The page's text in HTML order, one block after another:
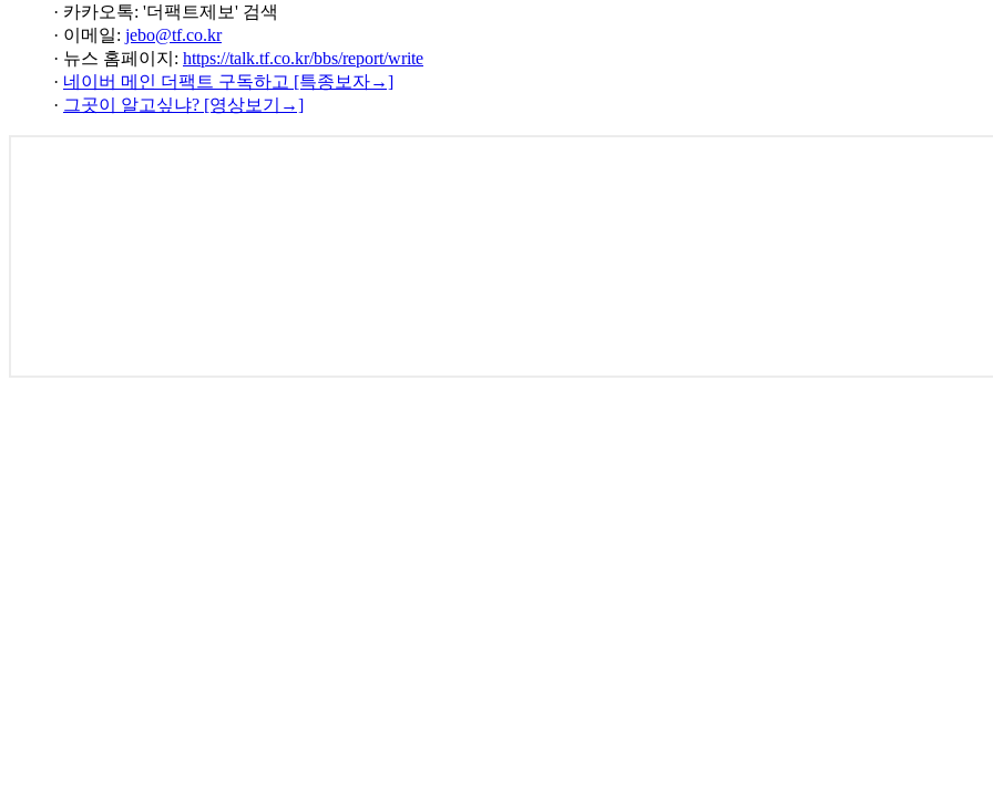
· 카카오톡: '더팩트제보' 검색
· 이메일: jebo@tf.co.kr
· 뉴스 홈페이지: https://talk.tf.co.kr/bbs/report/write
· 네이버 메인 더팩트 구독하고 [특종보자→]
· 그곳이 알고싶냐? [영상보기→]